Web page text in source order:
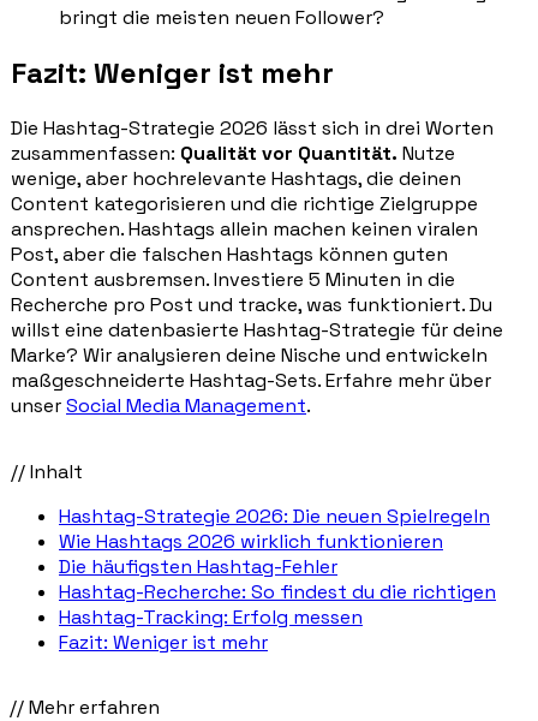
bringt die meisten neuen Follower?
Fazit: Weniger ist mehr
Die Hashtag-Strategie 2026 lässt sich in drei Worten
zusammenfassen: Qualität vor Quantität. Nutze
wenige, aber hochrelevante Hashtags, die deinen
Content kategorisieren und die richtige Zielgruppe
ansprechen. Hashtags allein machen keinen viralen
Post, aber die falschen Hashtags können guten
Content ausbremsen. Investiere 5 Minuten in die
Recherche pro Post und tracke, was funktioniert. Du
willst eine datenbasierte Hashtag-Strategie für deine
Marke? Wir analysieren deine Nische und entwickeln
maßgeschneiderte Hashtag-Sets. Erfahre mehr über
unserSocial Media Management.
// Inhalt
Hashtag-Strategie 2026: Die neuen Spielregeln
Wie Hashtags 2026 wirklich funktionieren
Die häufigsten Hashtag-Fehler
Hashtag-Recherche: So findest du die richtigen
Hashtag-Tracking: Erfolg messen
Fazit: Weniger ist mehr
// Mehr erfahren